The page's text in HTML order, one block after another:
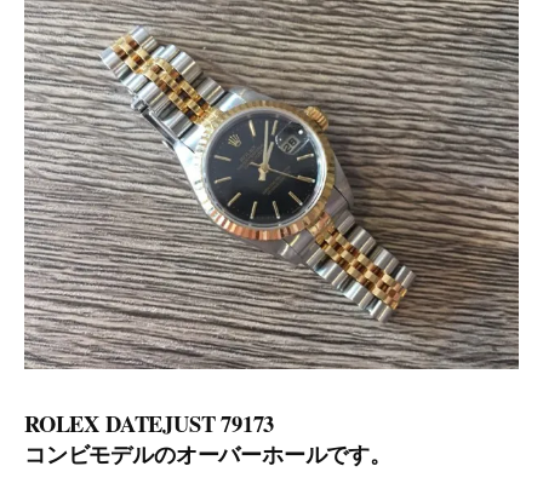
ROLEX DATEJUST 79173
コンビモデルのオーバーホールです。